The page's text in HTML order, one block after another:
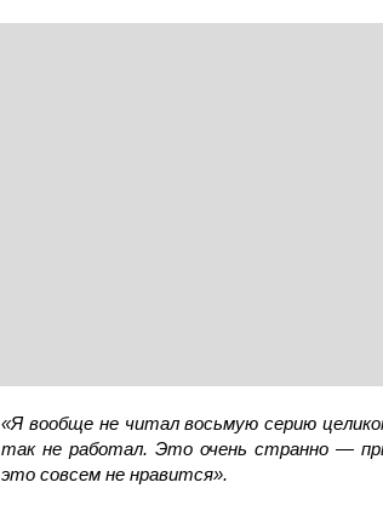
«Я вообще не читал восьмую серию
так не работал. Это очень странно —
это совсем не нравится».